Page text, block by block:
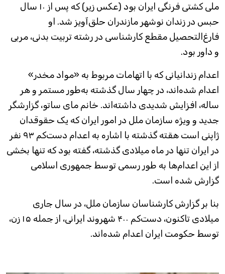
ملی کشتی فرنگی ایران بود (عکس زیر) که پس از ۱۰ سال
حبس در زندان نوشهر مازندران حلق‌آویز شد. او
فارغ‌التحصیل مقطع کارشناسی در رشته تربیت بدنی، مربی
و داور بود.
اعدام زندانیانی که با اتهامات مربوط به «مواد مخدر»
اعدام شده‌اند، در چهار سال گذشته به‌طور مستمر و هر
ساله، افزایش شدیدی داشته‌اند. خانم مای ساتو، گزارشگر
جدید و ویژه سازمان ملل در امور ایران که یک حقوقدان
ژاپنی است هقته گذشته با اشاره به اعدام دست‌کم ۹۳ نفر
در ایران تنها در ماه میلادی گذشته، گفته بود که تنها بخشی
از این اعدام‌ها به طور رسمی توسط جمهوری اسلامی
گزارش شده است.
بنا بر گزارش کارشناسان سازمان ملل، در سال جاری
میلادی تاکنون، دست‌کم ۴۰۰ شهروند ایرانی، از جمله ۱۵ زن،
توسط حکومت ایران اعدام شده‌اند.